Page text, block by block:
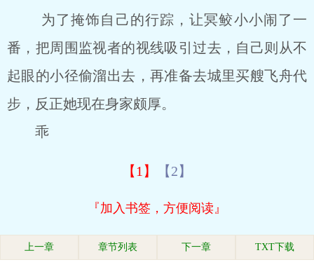
为了掩饰自己的行踪，让冥鲛小小闹了一
番，把周围监视者的视线吸引过去，自己则从不
起眼的小径偷溜出去，再准备去城里买艘飞舟代
步，反正她现在身家颇厚。
乖
【1】 【2】
『加入书签，方便阅读』
上一章 章节列表 下一章 TXT下载